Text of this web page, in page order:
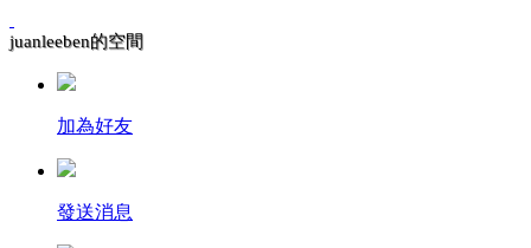
juanleeben的空間
加為好友
發送消息